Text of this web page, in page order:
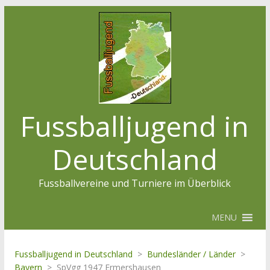
Fussballjugend in
Deutschland
Fussballvereine und Turniere im Überblick
MENU
Fussballjugend in Deutschland > Bundesländer / Länder >
Bayern > SpVgg 1947 Ermershausen